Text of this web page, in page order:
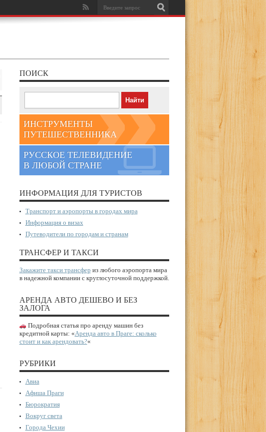
ПОИСК
ИНСТРУМЕНТЫ
ПУТЕШЕСТВЕННИКА
РУССКОЕ ТЕЛЕВИДЕНИЕ
В ЛЮБОЙ СТРАНЕ
ИНФОРМАЦИЯ ДЛЯ ТУРИСТОВ
Транспорт и аэропорты в городах мира
Информация о визах
Путеводители по городам и странам
ТРАНСФЕР И ТАКСИ
Закажите такси трансфер из любого аэропорта мира
в надежной компании с круглосуточной поддержкой.
АРЕНДА АВТО ДЕШЕВО И БЕЗ
ЗАЛОГА
Подробная статья про аренду машин без
кредитной карты: «Аренда авто в Праге: сколько
стоит и как арендовать?«
РУБРИКИ
Авиа
Афиша Праги
Бюрократия
Вокруг света
Города Чехии